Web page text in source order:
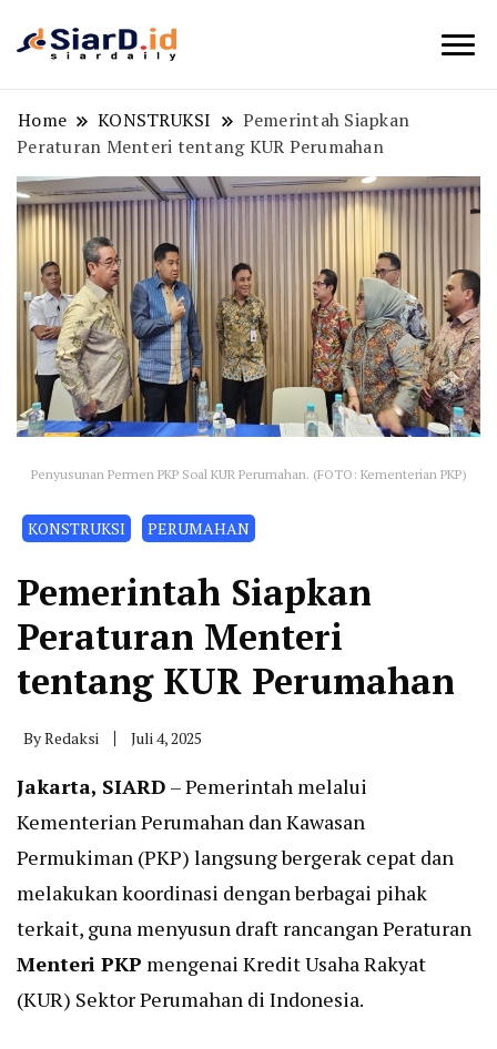
Home KONSTRUKSI
Pemerintah Siapkan
Peraturan Menteri tentang KUR Perumahan
Penyusunan Permen PKP Soal KUR Perumahan. (FOTO: Kementerian PKP)
KONSTRUKSI PERUMAHAN
Pemerintah Siapkan
Peraturan Menteri
tentang KUR Perumahan
ByRedaksi Juli 4, 2025
Jakarta, SIARD – Pemerintah melalui
Kementerian Perumahan dan Kawasan
Permukiman (PKP) langsung bergerak cepat dan
melakukan koordinasi dengan berbagai pihak
terkait, guna menyusun draft rancangan Peraturan
Menteri PKP mengenai Kredit Usaha Rakyat
(KUR) Sektor Perumahan di Indonesia.